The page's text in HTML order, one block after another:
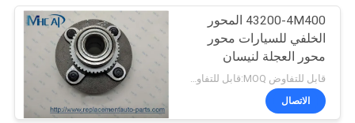
قطع غيار السيارات
هوندا
43200-4M400 المحور
الخلفي للسيارات محور
محور العجلة لنيسان
الاتصال